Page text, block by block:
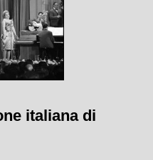
italiana di